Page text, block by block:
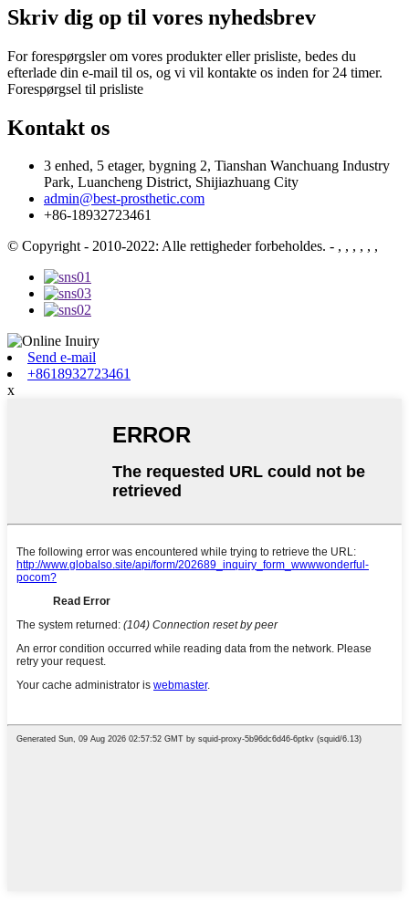
Skriv dig op til vores nyhedsbrev
For forespørgsler om vores produkter eller prisliste, bedes du
efterlade din e-mail til os, og vi vil kontakte os inden for 24 timer.
Forespørgsel til prisliste
Kontakt os
3 enhed, 5 etager, bygning 2, Tianshan Wanchuang Industry
Park, Luancheng District, Shijiazhuang City
admin@best-prosthetic.com
+86-18932723461
© Copyright - 2010-2022: Alle rettigheder forbeholdes. - , , , , , ,
Send e-mail
+8618932723461
x